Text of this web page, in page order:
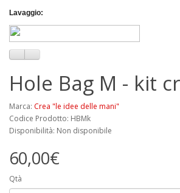
Lavaggio:
Hole Bag M - kit
Marca: Crea "le idee delle mani"
Codice Prodotto: HBMk
Disponibilità: Non disponibile
60,00€
Qtà